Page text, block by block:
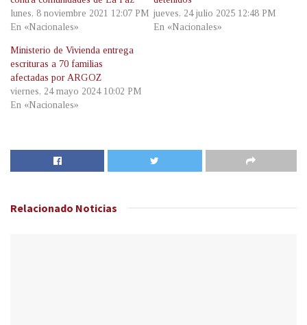
lunes, 8 noviembre 2021 12:07 PM
En «Nacionales»
jueves, 24 julio 2025 12:48 PM
En «Nacionales»
Ministerio de Vivienda entrega
escrituras a 70 familias
afectadas por ARGOZ
viernes, 24 mayo 2024 10:02 PM
En «Nacionales»
Relacionado Noticias